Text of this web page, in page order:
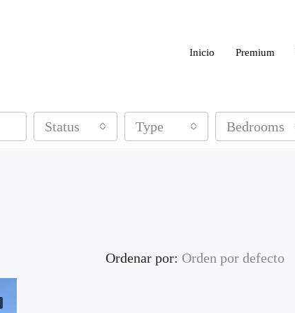
Inicio Premium
Status Type Bedrooms
Ordenar por: Orden por defecto